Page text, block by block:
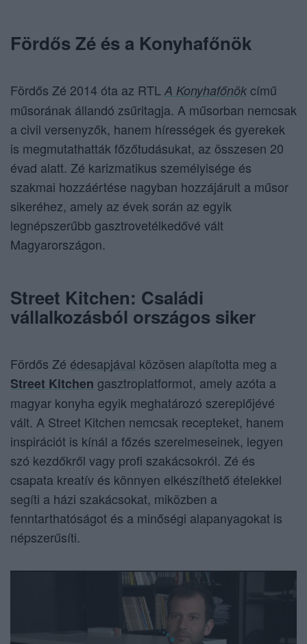
Fördős Zé és a Konyhafőnök
Fördős Zé 2014 óta az RTL A Konyhafőnök című
műsorának állandó zsűritagja. A műsorban nemcsak
a civil versenyzők, hanem hírességek és gyerekek
is megmutathatták főzőtudásukat, az összesen 20
évad alatt. Zé karizmatikus személyisége és
szakmai hozzáértése nagyban hozzájárult a műsor
sikeréhez, amely az évek során az egyik
legnépszerűbb gasztrovetélkedővé vált
Magyarországon.
Street Kitchen: Családi
vállalkozásból országos siker
Fördős Zé édesapjával közösen alapította meg a
Street Kitchen gasztroplatformot, amely azóta a
magyar konyha egyik meghatározó szereplőjévé
vált. A Street Kitchen nemcsak recepteket, hanem
inspirációt is kínál a főzés szerelmeseinek, legyen
szó kezdőkről vagy profi szakácsokról. Zé és
csapata kreatív és könnyen elkészíthető ételekkel
segíti a házi szakácsokat, miközben a
fenntarthatóságot és a minőségi alapanyagokat is
népszerűsíti.